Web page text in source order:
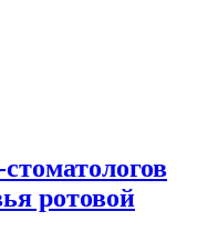
ротовой